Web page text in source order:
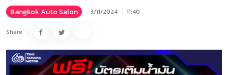
Bangkok Auto Salon 3/11/2024 11:40
Share